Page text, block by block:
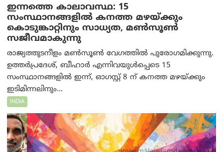
ഇന്നത്തെ കാലാവസ്ഥ: 15
സംസ്ഥാനങ്ങളിൽ കനത്ത മഴയ്ക്കും
കൊടുങ്കാറ്റിനും സാധ്യത, മൺസൂൺ
സജീവമാകുന്നു
രാജ്യത്തുടനീളം മൺസൂൺ വേഗത്തിൽ പുരോഗമിക്കുന്നു.
ഉത്തർപ്രദേശ്, ബീഹാർ എന്നിവയുൾപ്പെടെ 15
സംസ്ഥാനങ്ങളിൽ ഇന്ന്, ഓഗസ്റ്റ് 8 ന് കനത്ത മഴയ്ക്കും
ഇടിമിന്നലിനും...
INDIA